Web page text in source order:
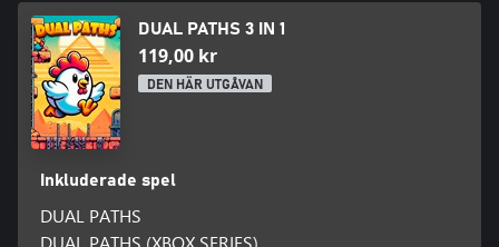
DUAL PATHS 3 IN 1
119,00 kr
DEN HÄR UTGÅVAN
Inkluderade spel
DUAL PATHS
DUAL PATHS (XBOX SERIES)